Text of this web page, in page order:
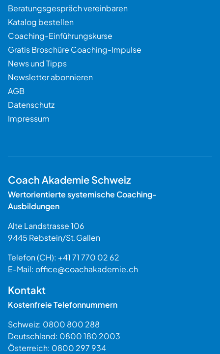
Beratungsgespräch vereinbaren
Katalog bestellen
Coaching-Einführungskurse
Gratis Broschüre Coaching-Impulse
News und Tipps
Newsletter abonnieren
AGB
Datenschutz
Impressum
Coach Akademie Schweiz
Wertorientierte systemische Coaching-
Ausbildungen
Alte Landstrasse 106
9445 Rebstein/St.Gallen
Telefon (CH): +41 71 770 02 62
E-Mail: office@coachakademie.ch
Kontakt
Kostenfreie Telefonnummern
Schweiz: 0800 800 288
Deutschland: 0800 180 2003
Österreich: 0800 297 934